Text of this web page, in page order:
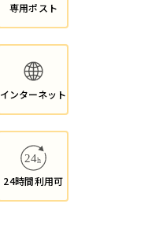
専用ポスト
インターネット
24時間利用可